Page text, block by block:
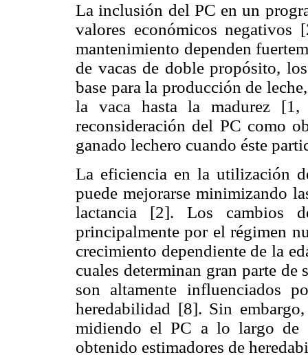
La inclusión del PC en un
valores económicos negativos
mantenimiento dependen
de vacas de doble propósito,
base para la producción de
la vaca hasta la madurez
reconsideración del PC como
ganado lechero cuando éste
La eficiencia en la utilización
puede mejorarse minimizando
lactancia [2]. Los cambios
principalmente por el régimen
crecimiento dependiente de la
cuales determinan gran parte
son altamente influenciados
heredabilidad [8]. Sin
midiendo el PC a lo largo de
obtenido estimadores de